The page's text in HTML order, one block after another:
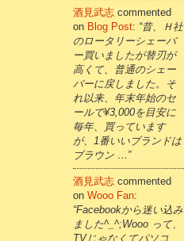
酒見武志 commented
on Blog Post: “昔、Ｈ社
のロータリーシェーバ
ー買いましたが替刃が
高くて、普通のシェー
バーに戻しました。そ
れ以来、年末年始のセ
ールで¥3,000を目安に
毎年、買っています
が、1番いいブランドは
ブラウン …”
酒見武志 commented
on Wooo Fan:
“Facebookから迷い込み
ました^_^;Wooo って、
TVじゃなくてパソコ